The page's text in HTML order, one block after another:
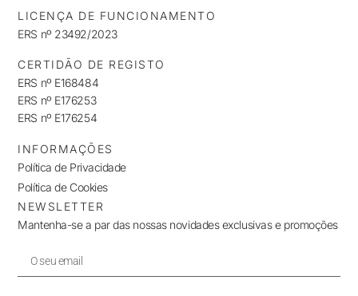
LICENÇA DE FUNCIONAMENTO
ERS nº 23492/2023
CERTIDÃO DE REGISTO
ERS nº E168484
ERS nº E176253
ERS nº E176254
INFORMAÇÕES
Política de Privacidade
Política de Cookies
NEWSLETTER
Mantenha-se a par das nossas novidades exclusivas e promoções